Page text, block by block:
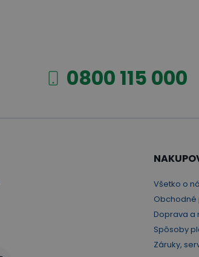
0800 115 000
Všetko o
Doprava a
Spôsoby
Záruky,